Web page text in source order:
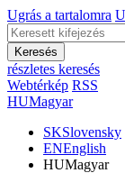
Ugrás a tartalomra
Keresés
részletes keresés
Webtérkép RSS
HUMagyar
SKSlovensky
ENEnglish
HUMagyar